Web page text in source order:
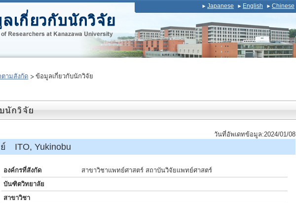
Japanese English Chinese
ตามสังกัด ข้อมูลเกี่ยวกับนักวิจัย
วันที่อัพเดทข้อมูล:2024/01/08
ITO, Yukinobu
องค์กรที่สังกัด
สาขาวิชาแพทย์ศาสตร์ สถาบันวิจัยแพทย์ศาสตร์
บันฑิตวิทยาลัย
สาขาวิชา